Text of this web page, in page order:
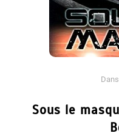
Dans
Sous le